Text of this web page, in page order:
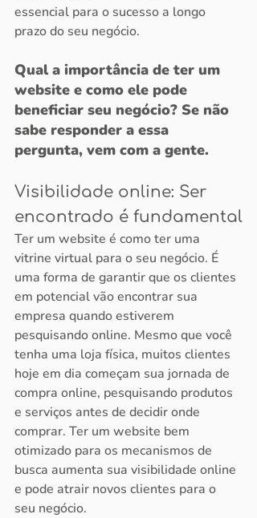
essencial para o sucesso a longo
prazo do seu negócio.
Qual a importância de ter um
website e como ele pode
beneficiar seu negócio? Se não
sabe responder a essa
pergunta, vem com a gente.
Visibilidade online: Ser
encontrado é fundamental
Ter um website é como ter uma
vitrine virtual para o seu negócio. É
uma forma de garantir que os clientes
em potencial vão encontrar sua
empresa quando estiverem
pesquisando online. Mesmo que você
tenha uma loja física, muitos clientes
hoje em dia começam sua jornada de
compra online, pesquisando produtos
e serviços antes de decidir onde
comprar. Ter um website bem
otimizado para os mecanismos de
busca aumenta sua visibilidade online
e pode atrair novos clientes para o
seu negócio.